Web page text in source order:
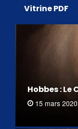
Vitrine PDF
Hobbes : Le
15 mars 2020